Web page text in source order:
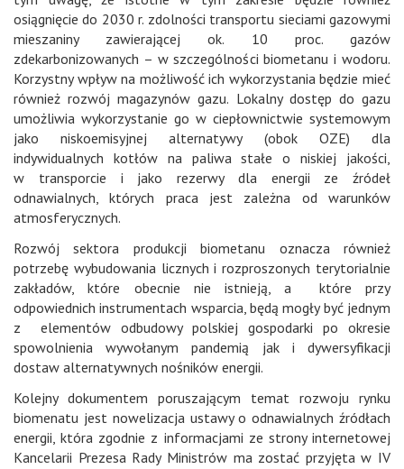
osiągnięcie do 2030 r. zdolności transportu sieciami gazowymi
mieszaniny zawierającej ok. 10 proc. gazów
zdekarbonizowanych – w szczególności biometanu i wodoru.
Korzystny wpływ na możliwość ich wykorzystania będzie mieć
również rozwój magazynów gazu. Lokalny dostęp do gazu
umożliwia wykorzystanie go w ciepłownictwie systemowym
jako niskoemisyjnej alternatywy (obok OZE) dla
indywidualnych kotłów na paliwa stałe o niskiej jakości,
w transporcie i jako rezerwy dla energii ze źródeł
odnawialnych, których praca jest zależna od warunków
atmosferycznych.
Rozwój sektora produkcji biometanu oznacza również
potrzebę wybudowania licznych i rozproszonych terytorialnie
zakładów, które obecnie nie istnieją, a które przy
odpowiednich instrumentach wsparcia, będą mogły być jednym
z elementów odbudowy polskiej gospodarki po okresie
spowolnienia wywołanym pandemią jak i dywersyfikacji
dostaw alternatywnych nośników energii.
Kolejny dokumentem poruszającym temat rozwoju rynku
biomenatu jest nowelizacja ustawy o odnawialnych źródłach
energii, która zgodnie z informacjami ze strony internetowej
Kancelarii Prezesa Rady Ministrów ma zostać przyjęta w IV